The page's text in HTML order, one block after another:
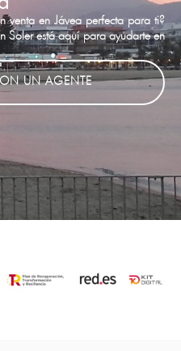
venta en Jávea perfecta para ti?
Soler está aquí para ayudarte en
UN AGENTE